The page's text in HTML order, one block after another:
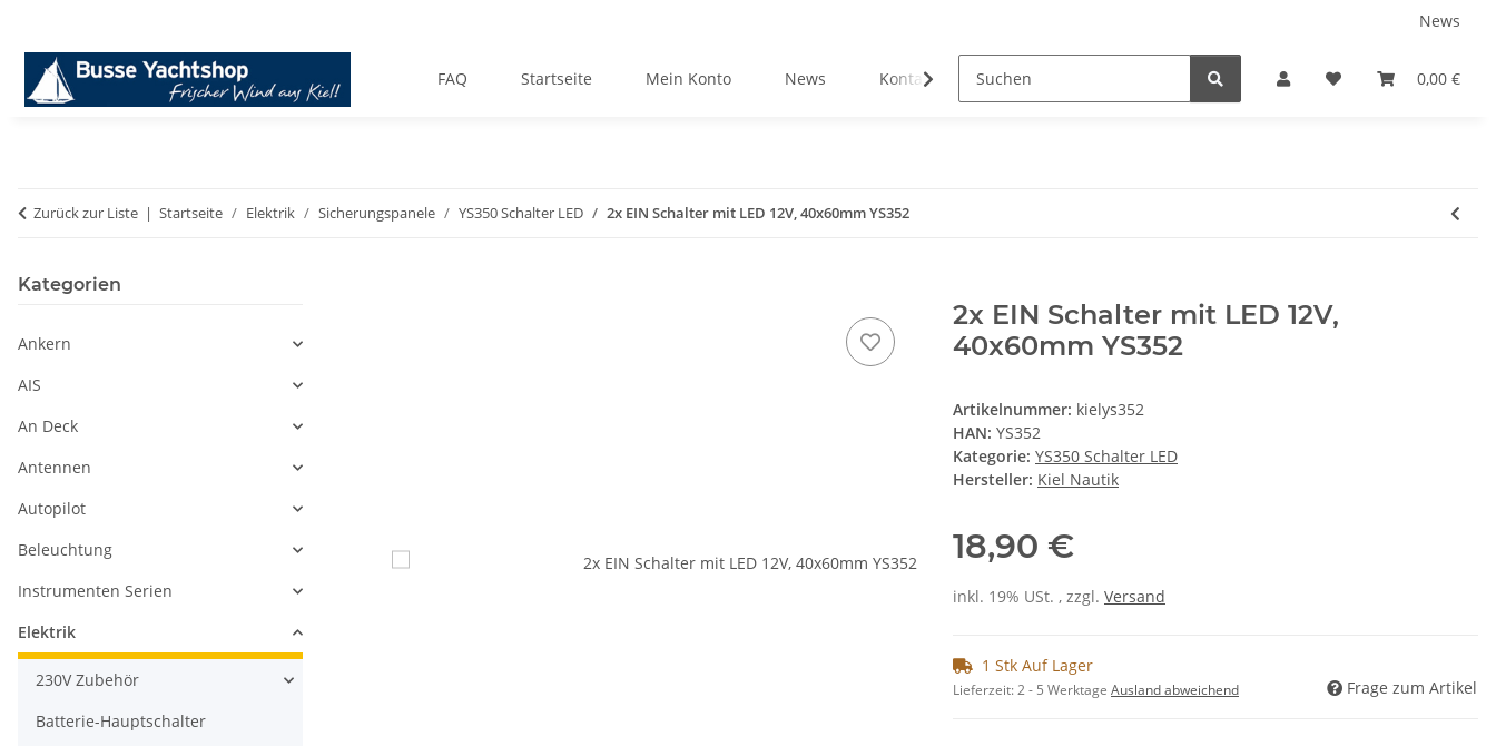
News
0,00 €
FAQ Startseite Mein Konto News Kontakt Service
Zurück zur Liste Startseite Elektrik Sicherungspanele YS350 Schalter LED 2x EIN Schalter mit LED 12V, 40x60mm YS352
2x EIN Schalter mit LED 12V,
40x60mm YS352
Artikelnummer: kielys352
HAN: YS352
Kategorie: YS350 Schalter LED
Hersteller: Kiel Nautik
18,90 €
inkl. 19% USt. , zzgl. Versand
1 Stk Auf Lager
Lieferzeit:2 - 5 Werktage Ausland abweichend Frage zum Artikel
Kategorien
Ankern
AIS
An Deck
Antennen
Autopilot
Beleuchtung
Instrumenten Serien
Elektrik
230V Zubehör
Batterie-Hauptschalter